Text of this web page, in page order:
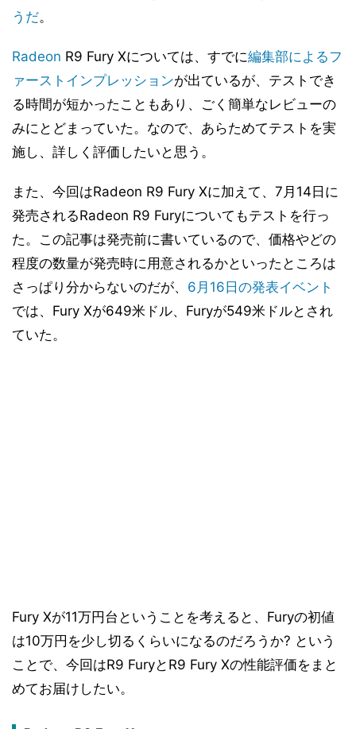
12
14 ベンチマーク結果「Metro redux」
15 ベンチマーク結果「S.T.A.L.K.E.R Call Of Pripyat(」
16 ベンチマーク結果「Star Swarm Stress Test」
17 ベンチマーク結果「Thief」
18 ベンチマーク結果「Basemark CL v1.1」
ベンチマーク結果「Sandra 2015 SP1b」その1
20 ベンチマーク結果「Sandra 2015 SP1b」その2
中間考察 - なぜFury/Fury Xの性能が伸びないのか?
22 消費電力測定とまとめ
うだ。
Radeon R9 Fury Xについては、すでに編集部によるフ
ァーストインプレッションが出ているが、テストでき
る時間が短かったこともあり、ごく簡単なレビューの
みにとどまっていた。なので、あらためてテストを実
施し、詳しく評価したいと思う。
また、今回はRadeon R9 Fury Xに加えて、7月14日に
発売されるRadeon R9 Furyについてもテストを行っ
た。この記事は発売前に書いているので、価格やどの
程度の数量が発売時に用意されるかといったところは
さっぱり分からないのだが、 6月16日の発表イベント
では、Fury Xが649米ドル、Furyが549米ドルとされ
ていた。
Fury Xが11万円台ということを考えると、Furyの初値
は10万円を少し切るくらいになるのだろうか? という
ことで、今回はR9 FuryとR9 Fury Xの性能評価をまと
めてお届けしたい。